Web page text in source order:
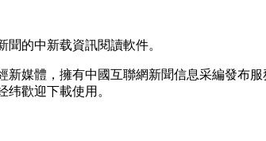
的中新载資訊閱讀軟件。
新媒體，擁有中國互聯網新聞信息采編發布
歡迎下載使用。